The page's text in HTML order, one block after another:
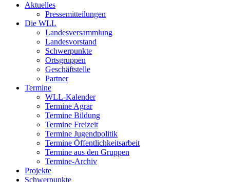
Aktuelles
Pressemitteilungen
Die WLL
Landesversammlung
Landesvorstand
Schwerpunkte
Ortsgruppen
Geschäftstelle
Partner
Termine
WLL-Kalender
Termine Agrar
Termine Bildung
Termine Freizeit
Termine Jugendpolitik
Termine Öffentlichkeitsarbeit
Termine aus den Gruppen
Termine-Archiv
Projekte
Schwerpunkte